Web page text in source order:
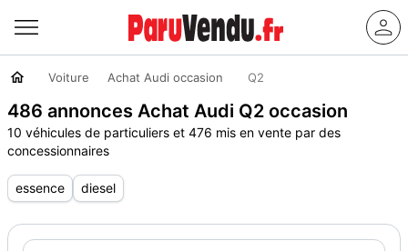
Voiture Achat Audi occasion Q2
486 annonces Achat Audi Q2 occasion
10 véhicules de particuliers et 476 mis en vente par des
concessionnaires
essence diesel